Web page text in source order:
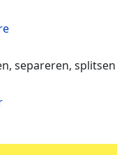
separeren, splitsen